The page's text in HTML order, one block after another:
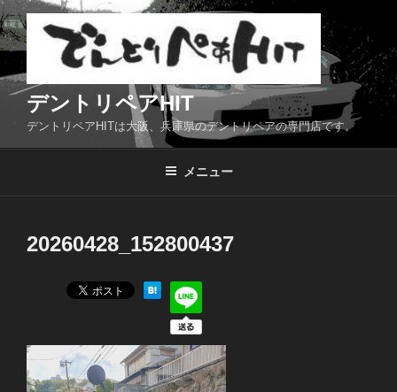
コ
ン
テ
ン
ツ
デントリペアHIT
デントリペアHITは大阪、兵庫県のデントリペアの専門店です。
メニュー
20260428_152800437